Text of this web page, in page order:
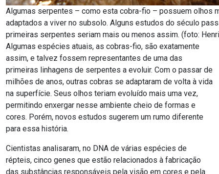
Algumas serpentes – como esta cobra-fio – possuem olhos
adaptados a viver no subsolo. Alguns estudos do século
primeiras serpentes seriam mais ou menos assim. (foto:
Algumas espécies atuais, as cobras-fio, são exatamente
assim, e talvez fossem representantes de uma das
primeiras linhagens de serpentes a evoluir. Com o passar de
milhões de anos, outras cobras se adaptaram de volta à vida
na superfície. Seus olhos teriam evoluído mais uma vez,
permitindo enxergar nesse ambiente cheio de formas e
cores. Porém, novos estudos sugerem um rumo diferente
para essa história.
Cientistas analisaram, no DNA de várias espécies de
répteis, cinco genes que estão relacionados à fabricação
das substâncias responsáveis pela visão em cores e pela